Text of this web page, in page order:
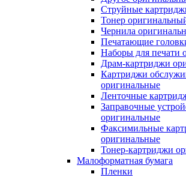
Струйные
Тонер
Чернила
Печатающие
Наборы для печати
Драм-картриджи
Картриджи
оригинальные
Ленточные
Заправочные
оригинальные
Факсимильные
оригинальные
Тонер-картриджи
Малоформатная бумага
Пленки